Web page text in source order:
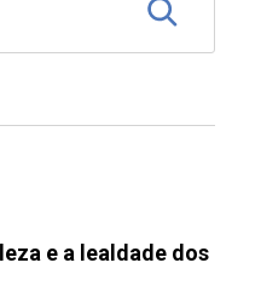
e a lealdade dos